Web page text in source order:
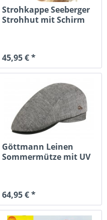
Strohkappe Seeberger
Strohhut mit Schirm
45,95 € *
Göttmann Leinen
Sommermütze mit UV
64,95 € *